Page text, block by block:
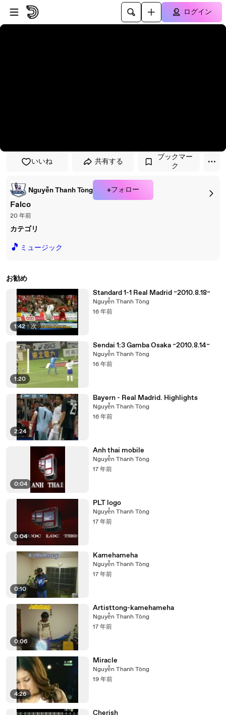
プレイヤーにスキップ
メインコンテンツにスキップ
ログイン
いいね 共有する
ブックマー
ク
Nguyễn Thanh Tòng +フォロー
Falco
20 年前
カテゴリ
🎵 ミュージック
お勧め
1:42 | 次
Standard 1-1 Real Madrid ~2010.8.18~
Nguyễn Thanh Tòng
16 年前
1:20
Sendai 1:3 Gamba Osaka ~2010.8.14~
Nguyễn Thanh Tòng
16 年前
2:24
Bayern - Real Madrid. Highlights
Nguyễn Thanh Tòng
16 年前
0:04
Anh thai mobile
Nguyễn Thanh Tòng
17 年前
0:04
PLT logo
Nguyễn Thanh Tòng
17 年前
0:10
Kamehameha
Nguyễn Thanh Tòng
17 年前
0:06
Artisttong-kamehameha
Nguyễn Thanh Tòng
17 年前
4:26
Miracle
Nguyễn Thanh Tòng
19 年前
Cherish